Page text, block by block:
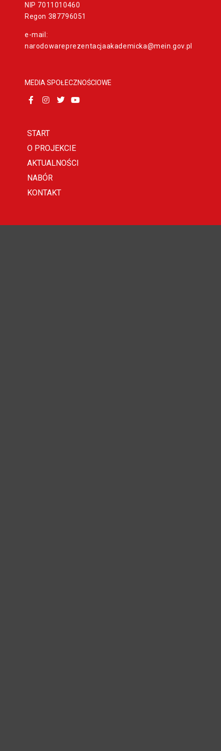
NIP 7011010460
Regon 387796051
e-mail:
narodowareprezentacjaakademicka@mein.gov.pl
MEDIA SPOŁECZNOŚCIOWE
START
O PROJEKCIE
AKTUALNOŚCI
NABÓR
KONTAKT